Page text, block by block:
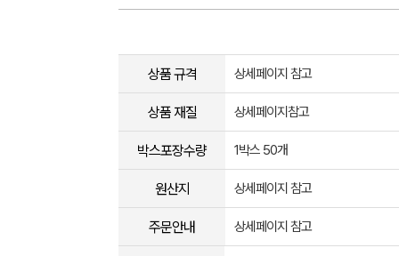
상품 규격 상세페이지 참고
상품 재질 상세페이지참고
박스포장수량 1박스 50개
원산지 상세페이지 참고
주문안내 상세페이지 참고